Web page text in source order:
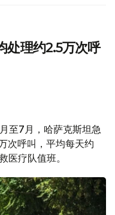
处理约2.5万次呼
至7月，哈萨克斯坦急
次呼叫，平均每天约
医疗队值班。